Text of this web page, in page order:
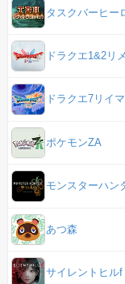
タスクバーヒー
ドラクエ1&2リ
ドラクエ7リイ
ポケモンZA
モンスターハン
あつ森
サイレントヒルf